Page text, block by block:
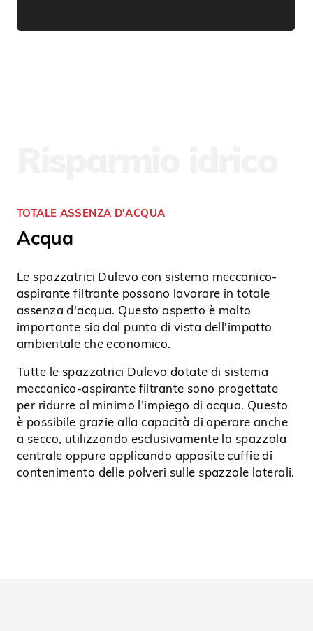
TOTALE ASSENZA D'ACQUA
Acqua
Le spazzatrici Dulevo con sistema meccanico-
aspirante filtrante possono lavorare in totale
assenza d'acqua. Questo aspetto è molto
importante sia dal punto di vista dell'impatto
ambientale che economico.
Tutte le spazzatrici Dulevo dotate di sistema
meccanico-aspirante filtrante sono progettate
per ridurre al minimo l’impiego di acqua. Questo
è possibile grazie alla capacità di operare anche
a secco, utilizzando esclusivamente la spazzola
centrale oppure applicando apposite cuffie di
contenimento delle polveri sulle spazzole laterali.